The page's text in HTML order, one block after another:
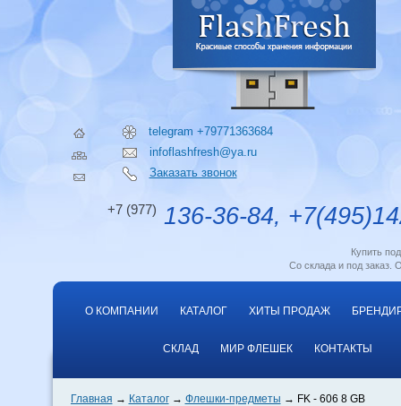
telegram +79771363684
infoflashfresh@ya.ru
Заказать звонок
+7 (977) 136-36-84,
Купить
Со склада и под заказ.
О КОМПАНИИ КАТАЛОГ ХИТЫ ПРОДАЖ
СКЛАД МИР ФЛЕШЕК КОНТАКТЫ
Главная Каталог Флешки-предметы FK - 606 8 GB